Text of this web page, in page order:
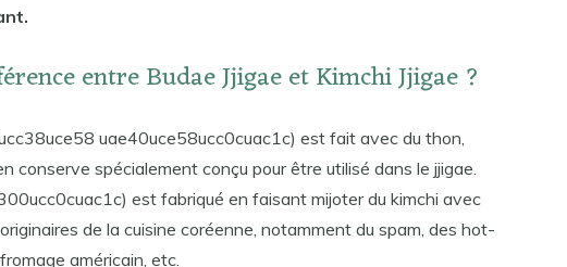
entre Budae Jjigae et Kimchi Jjigae ?
uae40uce58ucc0cuac1c) est fait avec du thon,
conserve spécialement conçu pour être utilisé dans le jjigae.
est fabriqué en faisant mijoter du kimchi avec
de la cuisine coréenne, notamment du spam, des hot-
américain, etc.